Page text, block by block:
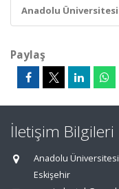
Anadolu
Paylaş
İletişim Bilgileri
Anadolu
Eskişehir